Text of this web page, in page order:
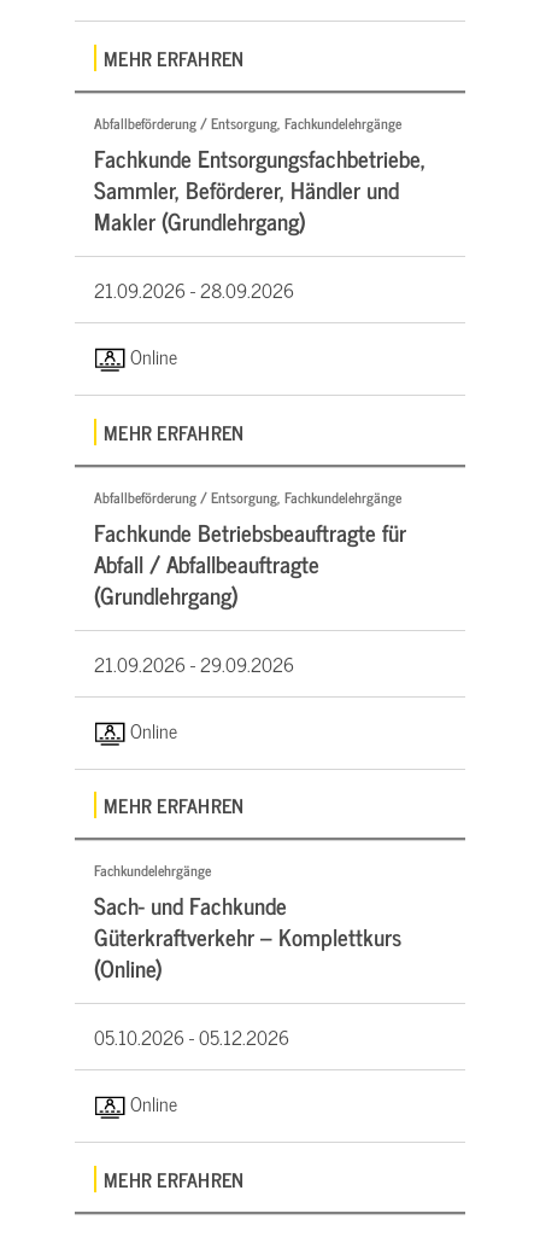
MEHR ERFAHREN
Abfallbeförderung / Entsorgung, Fachkundelehrgänge
Fachkunde Entsorgungsfachbetriebe,
Sammler, Beförderer, Händler und
Makler (Grundlehrgang)
21.09.2026 -28.09.2026
Online
MEHR ERFAHREN
Abfallbeförderung / Entsorgung, Fachkundelehrgänge
Fachkunde Betriebsbeauftragte für
Abfall / Abfallbeauftragte
(Grundlehrgang)
21.09.2026 -29.09.2026
Online
MEHR ERFAHREN
Fachkundelehrgänge
Sach- und Fachkunde
Güterkraftverkehr – Komplettkurs
(Online)
05.10.2026 -05.12.2026
Online
MEHR ERFAHREN